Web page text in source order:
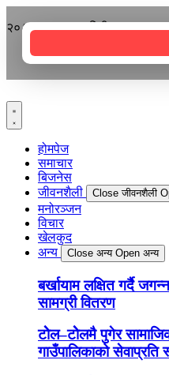
२०८३ श्रावण २१ बिहीबार
होमपेज
समाचार
बिजनेस
जीवनशैली
Close जीवनशैली
मनोरञ्जन
विचार
खेलकुद
अन्य
Close अन्य Open अन्य
बर्खायाम लक्षित गर्दै
सामग्री वितरण
टोेल–टोेलमै पुगेर
गाउँपालिकाको सेवाप्रति